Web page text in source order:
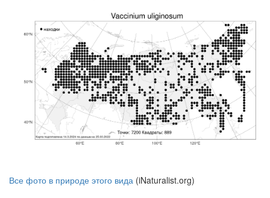
Все фото в природе этого вида (iNaturalist.org)